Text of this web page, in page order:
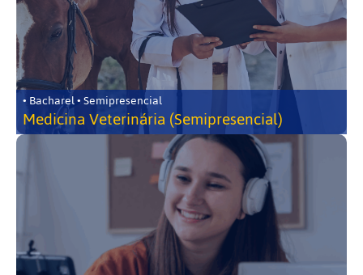
• Bacharel • Semipresencial
Medicina Veterinária (Semipresencial)